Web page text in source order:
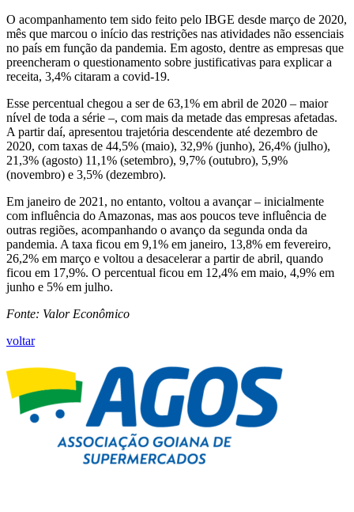
O acompanhamento tem sido feito pelo IBGE desde março de 2020,
mês que marcou o início das restrições nas atividades não essenciais
no país em função da pandemia. Em agosto, dentre as empresas que
preencheram o questionamento sobre justificativas para explicar a
receita, 3,4% citaram a covid-19.
Esse percentual chegou a ser de 63,1% em abril de 2020 – maior
nível de toda a série –, com mais da metade das empresas afetadas.
A partir daí, apresentou trajetória descendente até dezembro de
2020, com taxas de 44,5% (maio), 32,9% (junho), 26,4% (julho),
21,3% (agosto) 11,1% (setembro), 9,7% (outubro), 5,9%
(novembro) e 3,5% (dezembro).
Em janeiro de 2021, no entanto, voltou a avançar – inicialmente
com influência do Amazonas, mas aos poucos teve influência de
outras regiões, acompanhando o avanço da segunda onda da
pandemia. A taxa ficou em 9,1% em janeiro, 13,8% em fevereiro,
26,2% em março e voltou a desacelerar a partir de abril, quando
ficou em 17,9%. O percentual ficou em 12,4% em maio, 4,9% em
junho e 5% em julho.
Fonte: Valor Econômico
voltar